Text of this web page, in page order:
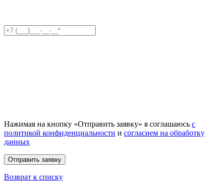
Нажимая на кнопку «Отправить заявку» я соглашаюсь с
политикой конфиденциальности и согласием на обработку
данных
Отправить заявку
Возврат к списку